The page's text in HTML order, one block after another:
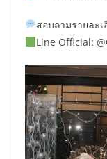
สอบถามรายละ
Line Official: